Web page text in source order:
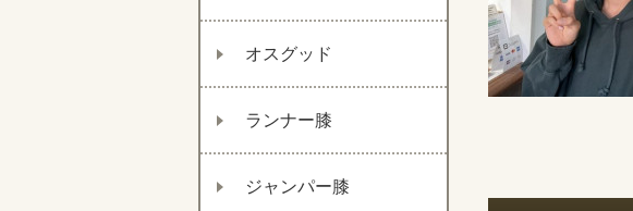
オスグッド
ランナー膝
ジャンパー膝